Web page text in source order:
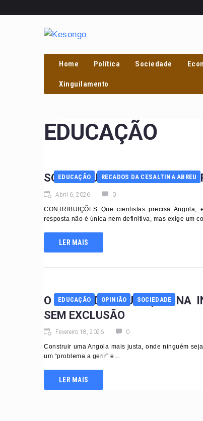
Home Política Sociedade
Xinguilamento
EDUCAÇÃO
EDUCAÇÃO RECADOS DA CESALTINA ABREU
SOBRE A UNIVERSIDADE QUE
Abril 6, 2026 0
CONTRIBUIÇÕES Que cientistas precisa
resposta não é única nem definitiva, mas exige um
LER MAIS
EDUCAÇÃO OPINIÃO SOCIEDADE
O PAPEL DA EDUCAÇÃO NA
SEM EXCLUSÃO
Fevereiro 18, 2026 0
Construir uma Angola mais justa, onde ninguém
um “problema a gerir” e...
LER MAIS